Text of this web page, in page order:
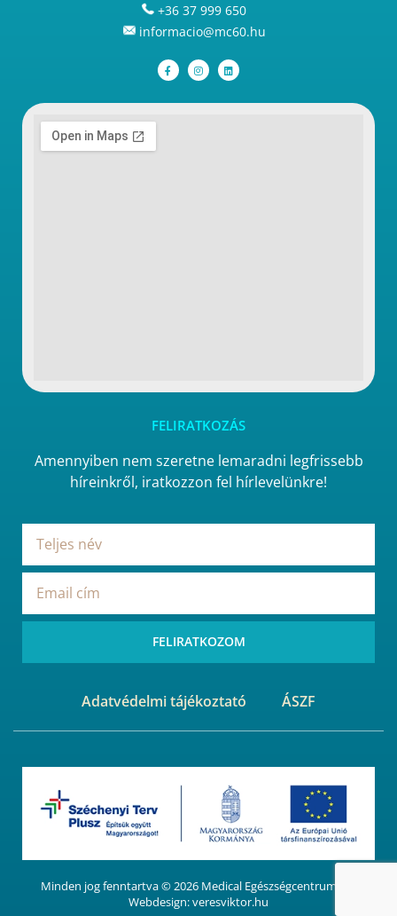
+36 37 999 650
informacio@mc60.hu
FELIRATKOZÁS
Amennyiben nem szeretne lemaradni legfrissebb
híreinkről, iratkozzon fel hírlevelünkre!
FELIRATKOZOM
Adatvédelmi tájékoztató ÁSZF
Minden jog fenntartva ©2026Medical Egészségcentrum Kft.
Webdesign:veresviktor.hu